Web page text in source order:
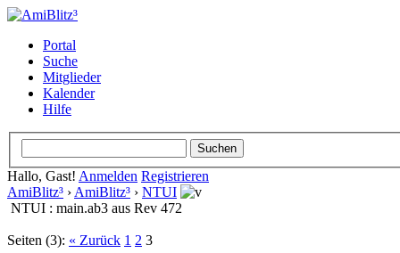
Portal
Suche
Mitglieder
Kalender
Hilfe
Hallo, Gast! Anmelden Registrieren
AmiBlitz³ › AmiBlitz³ › NTUI
NTUI : main.ab3 aus Rev 472
Seiten (3): « Zurück 1 2 3